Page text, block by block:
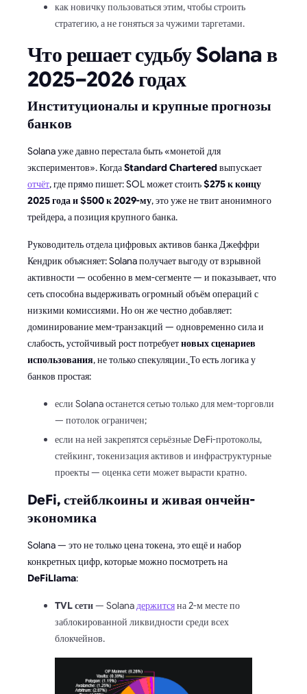
как новичку пользоваться этим, чтобы строить
стратегию, а не гоняться за чужими таргетами.
Что решает судьбу Solana в
2025–2026 годах
Институционалы и крупные прогнозы
банков
Solana уже давно перестала быть «монетой для
экспериментов». КогдаStandard Charteredвыпускает
отчёт, где прямо пишет: SOL может стоить$275 к концу
2025 года и $500 к 2029-му, это уже не твит анонимного
трейдера, а позиция крупного банка.
Руководитель отдела цифровых активов банка Джеффри
Кендрик объясняет: Solana получает выгоду от взрывной
активности — особенно в мем-сегменте — и показывает, что
сеть способна выдерживать огромный объём операций с
низкими комиссиями. Но он же честно добавляет:
доминирование мем-транзакций — одновременно сила и
слабость, устойчивый рост потребуетновых сценариев
использования, не только спекуляции.То есть логика у
банков простая:
если Solana останется сетью только для мем-торговли
— потолок ограничен;
если на ней закрепятся серьёзные DeFi-протоколы,
стейкинг, токенизация активов и инфраструктурные
проекты — оценка сети может вырасти кратно.
DeFi, стейблкоины и живая ончейн-
экономика
Solana — это не только цена токена, это ещё и набор
конкретных цифр, которые можно посмотреть на
DeFiLlama:
TVL сети— Solanaдержитсяна 2-м месте по
заблокированной ликвидности среди всех
блокчейнов.